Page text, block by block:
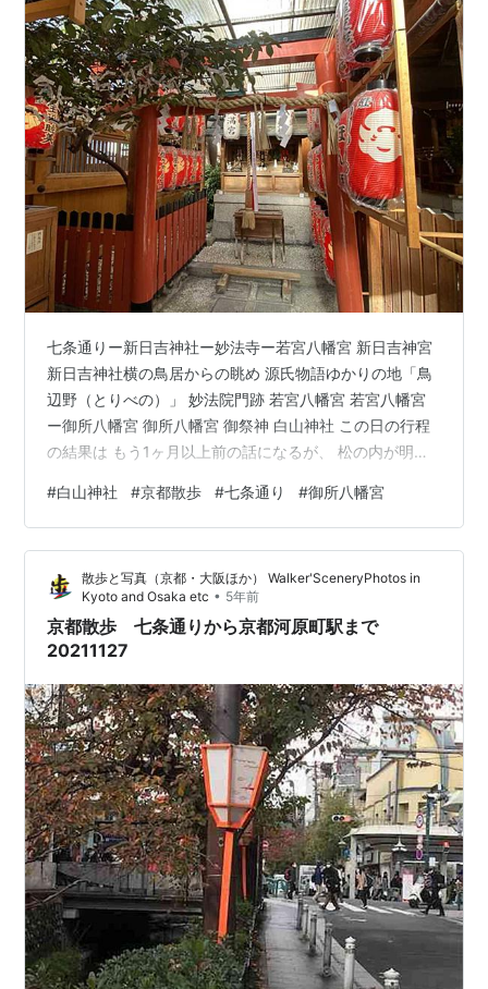
七条通りー新日吉神社ー妙法寺ー若宮八幡宮 新日吉神宮
新日吉神社横の鳥居からの眺め 源氏物語ゆかりの地「鳥
辺野（とりべの）」 妙法院門跡 若宮八幡宮 若宮八幡宮
ー御所八幡宮 御所八幡宮 御祭神 白山神社 この日の行程
の結果は もう1ヶ月以上前の話になるが、 松の内が明け
ので、成人の日で祝日。 そして、長い正月休みの最終
日。 一週間以上ぶりに、京都に行った。 この日も、まず
は、洛陽天満宮二十五社巡拝の天満宮を巡るのが目的の
ひとつ。 お参りしたところは、それぞれ紹介したが、そ
れでは紹介しきれないところもあったので、この日の行
程を紹介しつつ紹介でき…
#白山神社 #京都散歩 #七条通り #御所八幡宮
散歩と写真（京都・大阪ほか） Walker'SceneryPhotos in
Kyoto and Osaka etc • 5年前
京都散歩 七条通りから京都河原町駅まで
20211127